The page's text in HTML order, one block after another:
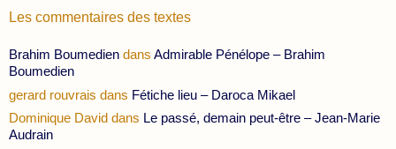
Les commentaires des textes
Brahim Boumedien dans Admirable Pénélope – Brahim
Boumedien
gerard rouvrais dans Fétiche lieu – Daroca Mikael
Dominique David dans Le passé, demain peut-être – Jean-Marie
Audrain